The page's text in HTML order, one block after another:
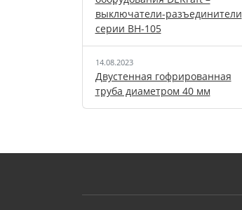
выключатели-разъединители
серии ВН-105
14.08.2023
Двустенная гофрированная
труба диаметром 40 мм